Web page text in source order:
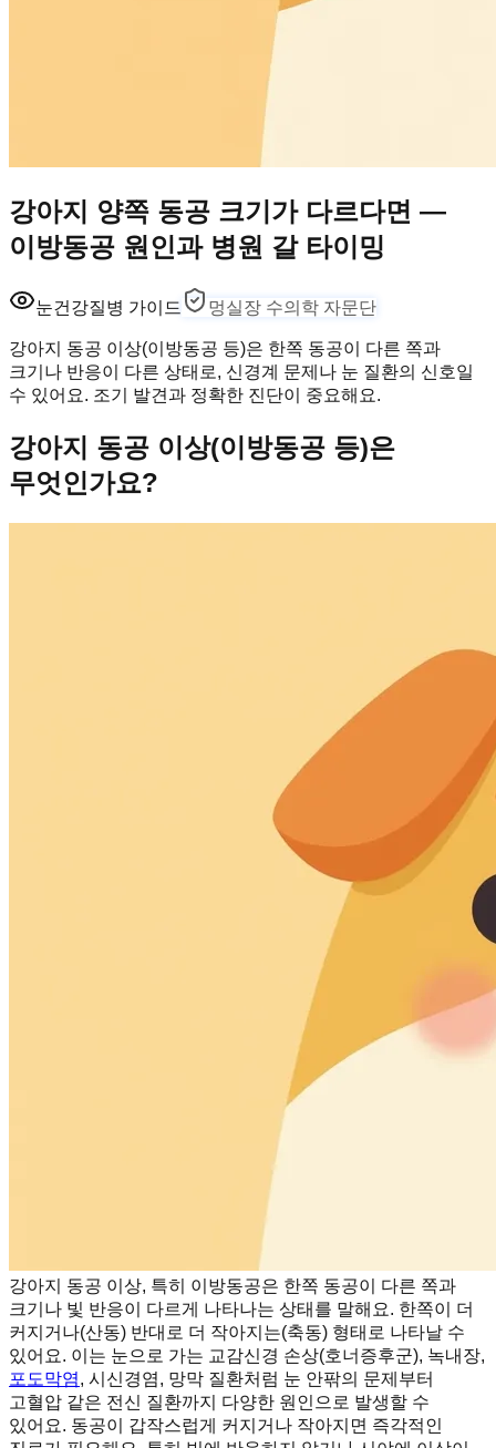
강아지 양쪽 동공 크기가 다르다면 —
이방동공 원인과 병원 갈 타이밍
눈건강질병 가이드 멍실장 수의학 자문단
강아지 동공 이상(이방동공 등)은 한쪽 동공이 다른 쪽과
크기나 반응이 다른 상태로, 신경계 문제나 눈 질환의 신호일
수 있어요. 조기 발견과 정확한 진단이 중요해요.
강아지 동공 이상(이방동공 등)은
무엇인가요?
강아지 동공 이상, 특히 이방동공은 한쪽 동공이 다른 쪽과
크기나 빛 반응이 다르게 나타나는 상태를 말해요. 한쪽이 더
커지거나(산동) 반대로 더 작아지는(축동) 형태로 나타날 수
있어요. 이는 눈으로 가는 교감신경 손상(호너증후군), 녹내장,
포도막염, 시신경염, 망막 질환처럼 눈 안팎의 문제부터
고혈압 같은 전신 질환까지 다양한 원인으로 발생할 수
있어요. 동공이 갑작스럽게 커지거나 작아지면 즉각적인